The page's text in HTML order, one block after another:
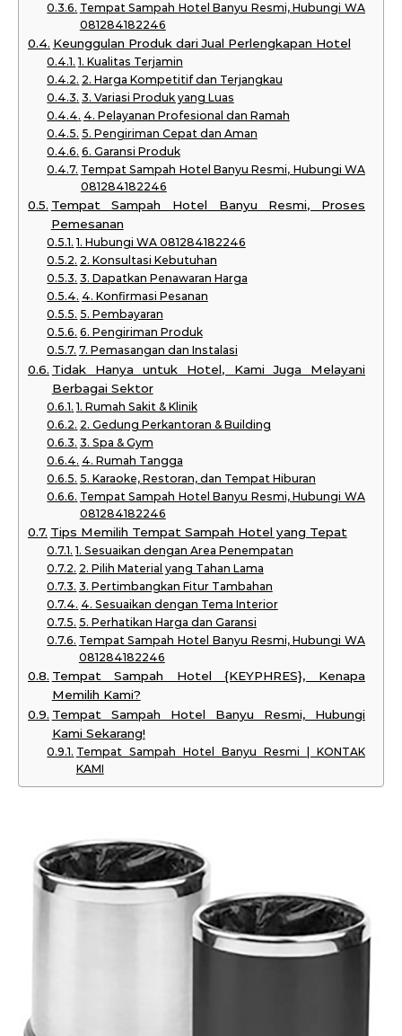
Tempat Sampah Hotel Banyu Resmi, Hubungi WA
081284182246
Keunggulan Produk dari Jual Perlengkapan Hotel
1. Kualitas Terjamin
2. Harga Kompetitif dan Terjangkau
3. Variasi Produk yang Luas
4. Pelayanan Profesional dan Ramah
5. Pengiriman Cepat dan Aman
6. Garansi Produk
Tempat Sampah Hotel Banyu Resmi, Hubungi WA
081284182246
Tempat Sampah Hotel Banyu Resmi, Proses
Pemesanan
1. Hubungi WA 081284182246
2. Konsultasi Kebutuhan
3. Dapatkan Penawaran Harga
4. Konfirmasi Pesanan
5. Pembayaran
6. Pengiriman Produk
7. Pemasangan dan Instalasi
Tidak Hanya untuk Hotel, Kami Juga Melayani
Berbagai Sektor
1. Rumah Sakit & Klinik
2. Gedung Perkantoran & Building
3. Spa & Gym
4. Rumah Tangga
5. Karaoke, Restoran, dan Tempat Hiburan
Tempat Sampah Hotel Banyu Resmi, Hubungi WA
081284182246
Tips Memilih Tempat Sampah Hotel yang Tepat
1. Sesuaikan dengan Area Penempatan
2. Pilih Material yang Tahan Lama
3. Pertimbangkan Fitur Tambahan
4. Sesuaikan dengan Tema Interior
5. Perhatikan Harga dan Garansi
Tempat Sampah Hotel Banyu Resmi, Hubungi WA
081284182246
Tempat Sampah Hotel {KEYPHRES}, Kenapa
Memilih Kami?
Tempat Sampah Hotel Banyu Resmi, Hubungi
Kami Sekarang!
Tempat Sampah Hotel Banyu Resmi | KONTAK
KAMI